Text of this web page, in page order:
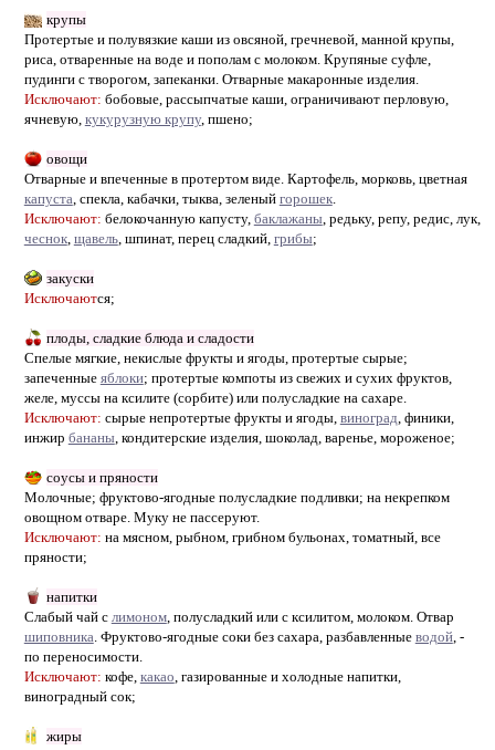
крупы
Протертые и полувязкие каши из овсяной, гречневой, манной крупы,
риса, отваренные на воде и пополам с молоком. Крупяные суфле,
пудинги с творогом, запеканки. Отварные макаронные изделия.
Исключают: бобовые, рассыпчатые каши, ограничивают перловую,
ячневую, кукурузную крупу, пшено;
овощи
Отварные и впеченные в протертом виде. Картофель, морковь, цветная
капуста , спекла, кабачки, тыква, зеленый горошек.
Исключают: белокочанную капусту, баклажаны, редьку, репу, редис, лук,
чеснок, щавель, шпинат, перец сладкий, грибы;
закуски
Исключаются;
плоды, сладкие блюда и сладости
Спелые мягкие, некислые фрукты и ягоды, протертые сырые;
запеченные яблоки; протертые компоты из свежих и сухих фруктов,
желе, муссы на ксилите (сорбите) или полусладкие на сахаре.
Исключают: сырые непротертые фрукты и ягоды, виноград , финики,
инжир бананы, кондитерские изделия, шоколад, варенье, мороженое;
соусы и пряности
Молочные; фруктово-ягодные полусладкие подливки; на некрепком
овощном отваре. Муку не пассеруют.
Исключают: на мясном, рыбном, грибном бульонах, томатный, все
пряности;
напитки
Слабый чай с лимоном, полусладкий или с ксилитом, молоком. Отвар
шиповника . Фруктово-ягодные соки без сахара, разбавленные водой, -
по переносимости.
Исключают: кофе, какао , газированные и холодные напитки,
виноградный сок;
жиры